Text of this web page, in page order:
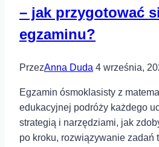
– jak przygotować
egzaminu?
PrzezAnna Duda 4 września,
Egzamin ósmoklasisty z
edukacyjnej podróży każdego
strategią i narzędziami, jak
po kroku, rozwiązywanie zadań